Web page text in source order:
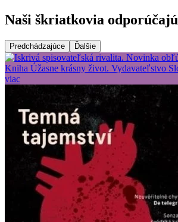
Naši škriatkovia odporúčajú
Predchádzajúce Ďalšie